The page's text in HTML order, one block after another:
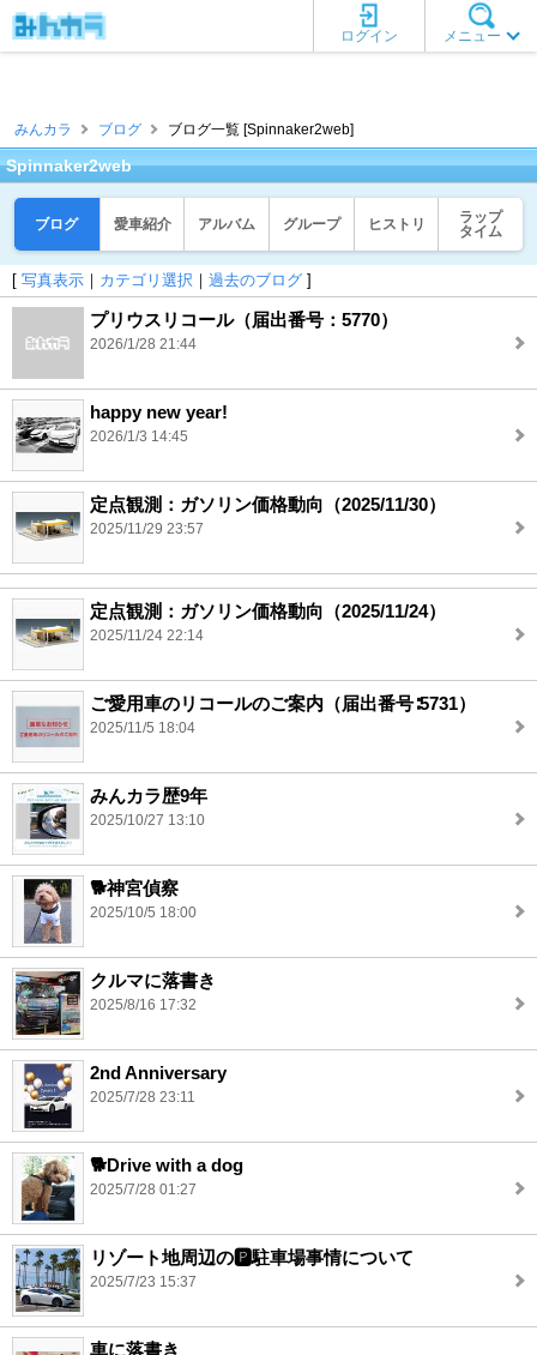
メニュー
ログイン
みんカラ ブログ ブログ一覧 [Spinnaker2web]
Spinnaker2web
ブログ 愛車紹介 アルバム グループ ヒストリ
ラップ
タイム
[ 写真表示 ｜ カテゴリ選択 ｜ 過去のブログ ]
プリウスリコール（届出番号：5770）
2026/1/28 21:44
happy new year!
2026/1/3 14:45
定点観測：ガソリン価格動向（2025/11/30）
2025/11/29 23:57
定点観測：ガソリン価格動向（2025/11/24）
2025/11/24 22:14
ご愛用車のリコールのご案内（届出番号∶5731）
2025/11/5 18:04
みんカラ歴9年
2025/10/27 13:10
🐕️神宮偵察
2025/10/5 18:00
クルマに落書き
2025/8/16 17:32
2nd Anniversary
2025/7/28 23:11
🐕️Drive with a dog
2025/7/28 01:27
リゾート地周辺の🅿️駐車場事情について
2025/7/23 15:37
車に落書き